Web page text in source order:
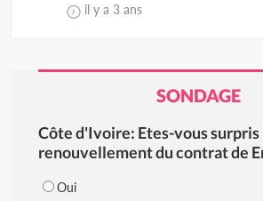
il y a 3 ans
SONDAGE
Côte d'Ivoire: Etes-vous surpris
renouvellement du contrat de
Oui